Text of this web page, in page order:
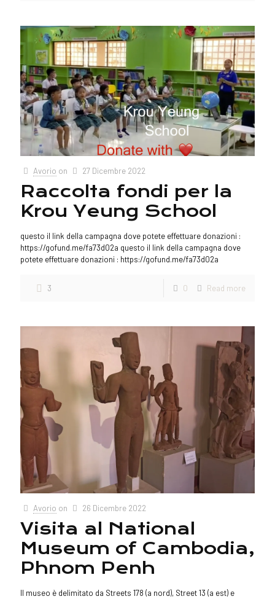
Avorio on 27 Dicembre 2022
Raccolta fondi per la
Krou Yeung School
questo il link della campagna dove potete effettuare donazioni :
https://gofund.me/fa73d02a questo il link della campagna dove
potete effettuare donazioni : https://gofund.me/fa73d02a
3 0 Read more
Avorio on 26 Dicembre 2022
Visita al National
Museum of Cambodia,
Phnom Penh
Il museo è delimitato da Streets 178 (a nord), Street 13 (a est) e